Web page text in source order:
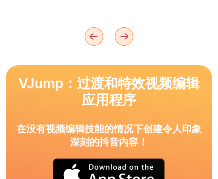
VJump：过渡和特效视频编辑
应用程序
在没有视频编辑技能的情况下创建令人印象
深刻的抖音内容！